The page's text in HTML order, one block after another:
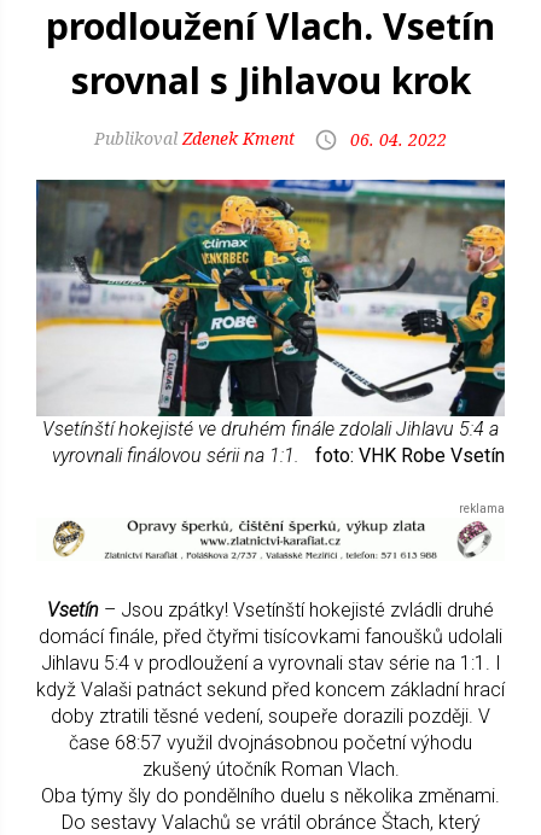
prodloužení Vlach. Vsetín
srovnal s Jihlavou krok
Zdenek Kment 06. 04. 2022
Vsetínští hokejisté ve druhém finále zdolali Jihlavu 5:4 a
vyrovnali finálovou sérii na 1:1.
foto: VHK Robe Vsetín
Vsetín – Jsou zpátky! Vsetínští hokejisté zvládli druhé
domácí finále, před čtyřmi tisícovkami fanoušků udolali
Jihlavu 5:4 v prodloužení a vyrovnali stav série na 1:1. I
když Valaši patnáct sekund před koncem základní hrací
doby ztratili těsné vedení, soupeře dorazili později. V
čase 68:57 využil dvojnásobnou početní výhodu
zkušený útočník Roman Vlach.
Oba týmy šly do pondělního duelu s několika změnami.
Do sestavy Valachů se vrátil obránce Štach, který